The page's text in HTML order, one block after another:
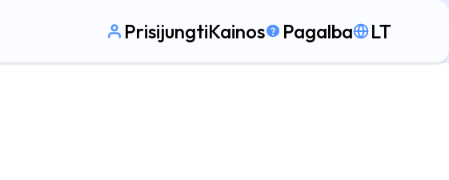
PrisijungtiKainos Pagalba LT